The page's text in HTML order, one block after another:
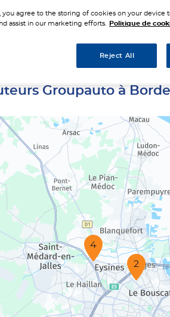
Groupauto à
4
2
you agree to the storing of cookies on your device
assist in our marketing efforts.
Politique de
Reject All